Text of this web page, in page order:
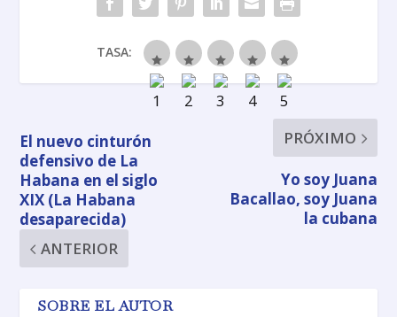
TASA:
El nuevo cinturón
defensivo de La
Habana en el siglo
XIX (La Habana
desaparecida)
ANTERIOR
PRÓXIMO
Yo soy Juana
Bacallao, soy Juana
la cubana
SOBRE EL AUTOR